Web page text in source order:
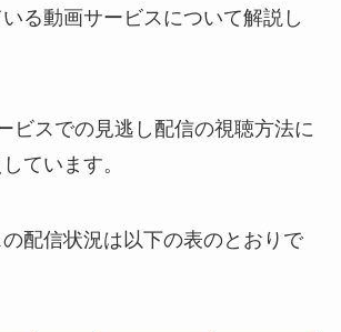
る動画サービスについて解説し
ビスでの見逃し配信の視聴方法に
ています。
配信状況は以下の表のとおりで